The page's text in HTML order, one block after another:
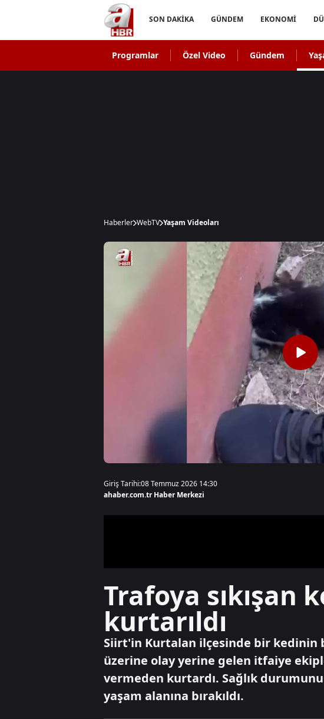
SON DAKİKA GÜNDEM EKONOMİ
Programlar Özel Video Gündem
Haberler WebTV Yaşam Videoları
Giriş Tarihi:08 Temmuz 2026 14:30
ahaber.com.tr Haber Merkezi
Trafoya
kurtarıldı
Siirt'in Kurtalan ilçesinde bir kedinin
üzerine olay yerine gelen itfaiye
vermeden kurtardı. Sağlık
yaşam alanına bırakıldı.